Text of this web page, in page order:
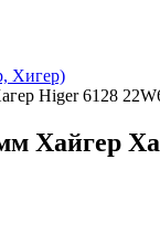
Хигер)
Higer 6128
Хайгер